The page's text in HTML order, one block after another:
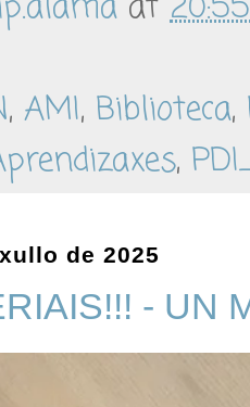
, AMI, Biblioteca,
,
de 2025
- UN